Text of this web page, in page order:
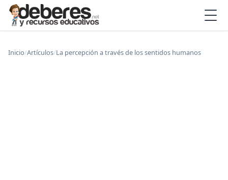
Inicio/Artículos/La percepción a través de los sentidos humanos